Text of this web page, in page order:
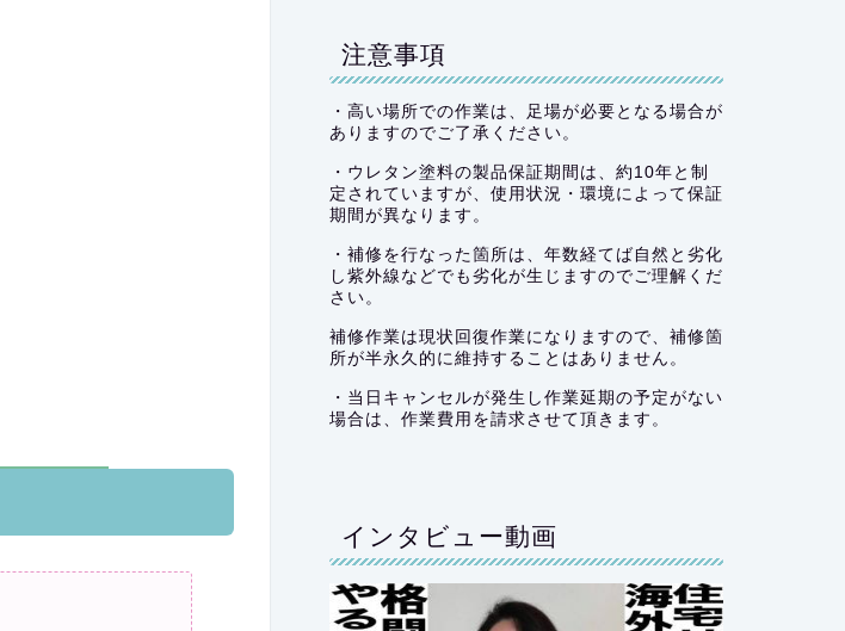
注意事項
・高い場所での作業は、足場が必要となる場合が
ありますのでご了承ください。
・ウレタン塗料の製品保証期間は、約10年と制
定されていますが、使用状況・環境によって保証
期間が異なります。
・補修を行なった箇所は、年数経てば自然と劣化
し紫外線などでも劣化が生じますのでご理解くだ
さい。
補修作業は現状回復作業になりますので、補修箇
所が半永久的に維持することはありません。
・当日キャンセルが発生し作業延期の予定がない
場合は、作業費用を請求させて頂きます。
インタビュー動画